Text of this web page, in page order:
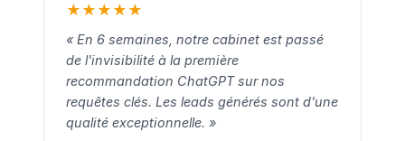
★ ★ ★ ★ ★
« En 6 semaines, notre cabinet est passé
de l'invisibilité à la première
recommandation ChatGPT sur nos
requêtes clés. Les leads générés sont d'une
qualité exceptionnelle. »